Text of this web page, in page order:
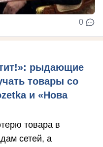
0
рыдающие
товары со
и «Нова
товара в
сетей, а